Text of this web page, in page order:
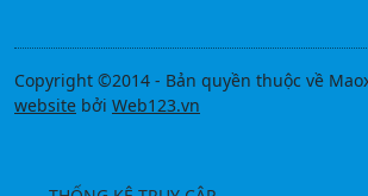
Copyright ©2014 - Bản quyền thuộc về
website bởi Web123.vn